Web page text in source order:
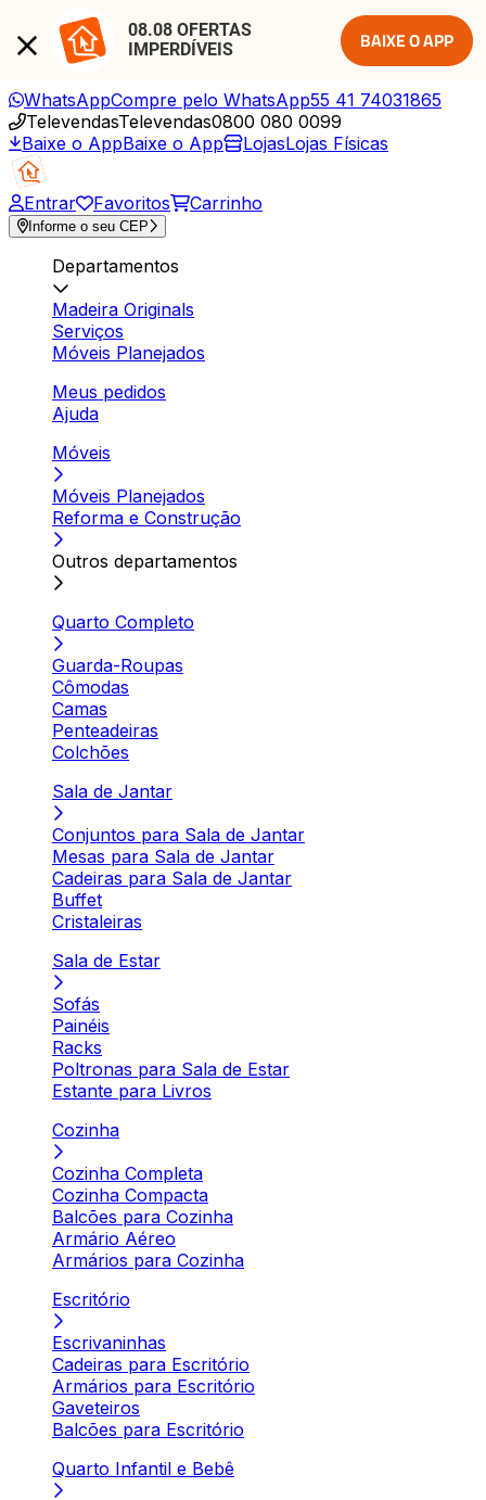
08.08 OFERTAS
IMPERDÍVEIS
BAIXE O APP
WhatsAppCompre pelo WhatsApp55 41 74031865
TelevendasTelevendas0800 080 0099
Baixe o AppBaixe o App LojasLojas Físicas
Entrar Favoritos Carrinho
Informe o seu CEP
Departamentos
Madeira Originals
Serviços
Móveis Planejados
Meus pedidos
Ajuda
Móveis
Móveis Planejados
Reforma e Construção
Outros departamentos
Quarto Completo
Guarda-Roupas
Cômodas
Camas
Penteadeiras
Colchões
Sala de Jantar
Conjuntos para Sala de Jantar
Mesas para Sala de Jantar
Cadeiras para Sala de Jantar
Buffet
Cristaleiras
Sala de Estar
Sofás
Painéis
Racks
Poltronas para Sala de Estar
Estante para Livros
Cozinha
Cozinha Completa
Cozinha Compacta
Balcões para Cozinha
Armário Aéreo
Armários para Cozinha
Escritório
Escrivaninhas
Cadeiras para Escritório
Armários para Escritório
Gaveteiros
Balcões para Escritório
Quarto Infantil e Bebê